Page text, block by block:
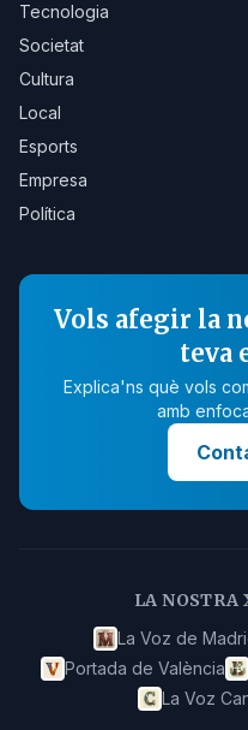
Tecnologia
Societat
Cultura
Local
Esports
Empresa
Política
Vols afegir la
teva
Explica'ns què vols
amb
LA NOSTRA
La Voz de
Portada de València
La Voz